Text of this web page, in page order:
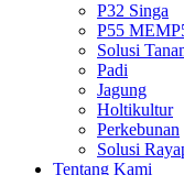
P32 Singa
P55
Solusi
Padi
Jagung
Holtikultur
Perkebunan
Solusi
Tentang Kami